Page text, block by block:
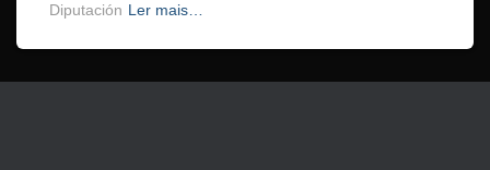
Diputación Ler mais…